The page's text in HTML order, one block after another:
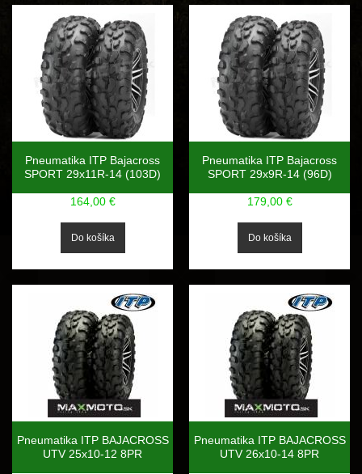
Pneumatika ITP Bajacross
SPORT 29x11R-14 (103D)
164,00 €
Pneumatika ITP Bajacross
SPORT 29x9R-14 (96D)
179,00 €
Pneumatika ITP BAJACROSS
UTV 25x10-12 8PR
Pneumatika ITP BAJACROSS
UTV 26x10-14 8PR